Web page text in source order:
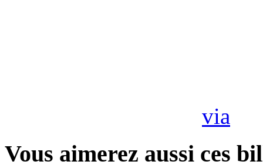
via
Vous aimerez aussi ces